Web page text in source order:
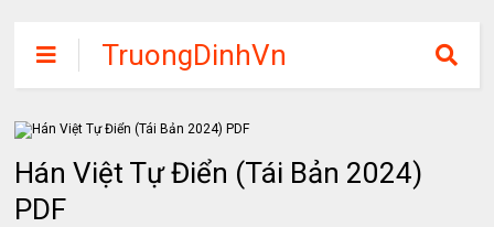
TruongDinhVn
Chia sẽ ebook,
các khóa học,
phần mềm học
tập miễn phí
Hán Việt Tự Điển (Tái Bản 2024)
PDF